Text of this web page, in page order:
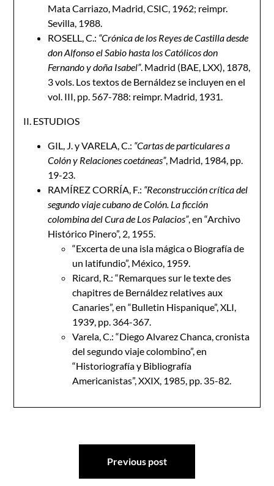
Mata Carriazo, Madrid, CSIC, 1962; reimpr.
Sevilla, 1988.
ROSELL, C.: “Crónica de los Reyes de Castilla desde
don Alfonso el Sabio hasta los Católicos don
Fernando y doña Isabel”. Madrid (BAE, LXX), 1878,
3 vols. Los textos de Bernáldez se incluyen en el
vol. III, pp. 567-788: reimpr. Madrid, 1931.
II. ESTUDIOS
GIL, J. y VARELA, C.: “Cartas de particulares a
Colón y Relaciones coetáneas”, Madrid, 1984, pp.
19-23.
RAMÍREZ CORRÍA, F.: “Reconstrucción crítica del
segundo viaje cubano de Colón. La ficción
colombina del Cura de Los Palacios”, en “Archivo
Histórico Pinero”, 2, 1955.
“Excerta de una isla mágica o Biografía de
un latifundio”, México, 1959.
Ricard, R.: “Remarques sur le texte des
chapitres de Bernáldez relatives aux
Canaries”, en “Bulletin Hispanique”, XLI,
1939, pp. 364-367.
Varela, C.: “Diego Alvarez Chanca, cronista
del segundo viaje colombino”, en
“Historiografía y Bibliografía
Americanistas”, XXIX, 1985, pp. 35-82.
Navegación
Previous post